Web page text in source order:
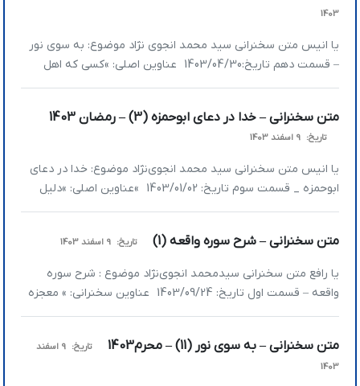
[…]
1403
یا انیس متن سخنرانی سید محمد انجوی نژاد موضوع: به سوی نور
– قسمت دهم تاریخ:1403/04/30 عناوین اصلی: »کسی که اهل
جهاد اصغر نیست نمی‌تواند جهاد اکبر را انجام بدهد »جهاد اصغر
نور ایمان صحبت می‌کردیم. گزینه‌هایی که شب […]
متن سخنرانی – خدا در دعای ابوحمزه (3) – رمضان 1403
تاریخ: 9 اسفند 1403
یا انیس متن سخنرانی سید محمد انجوی‌نژاد موضوع: خدا در دعای
ابوحمزه _ قسمت سوم تاریخ: 1403/01/02 »عناوین اصلی: »دلیل
خلقت انسان تجلی صفات الهی است »زندان یکی از مراتب سلوک
تجلی صفات الهی است «الْحَمْدُ لِلَّهِ الَّذِی لا […]
متن سخنرانی – شرح سوره واقعه (1) تاریخ: 9 اسفند 1403
یا رافع متن سخنرانی سیدمحمد انجوی‌نژاد موضوع : شرح سوره
واقعه – قسمت اول تاریخ: 1403/09/24 عناوین سخنرانی: » معجزه
قرآن در چیست؟ » شرح آیه «إِذَا وَقَعَتِ الْوَاقِعَةُ، لَيْسَ لِوَقْعَتِهَا كَاذِبَة»
اعمال است » خداوند دنبال کار بزرگ نمی‌گردد، […]
متن سخنرانی – به سوی نور (11) – محرم1403 تاریخ:
9 اسفند
1403